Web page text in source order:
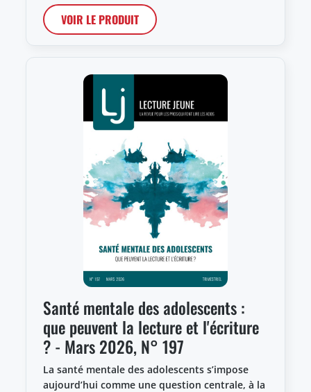
VOIR LE PRODUIT
Santé mentale des adolescents :
que peuvent la lecture et l'écriture
? - Mars 2026, N° 197
La santé mentale des adolescents s’impose
aujourd’hui comme une question centrale, à la